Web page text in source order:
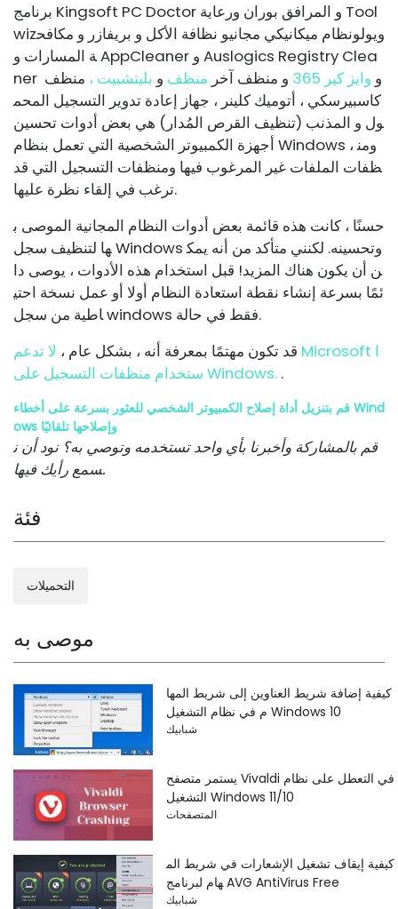
برنامج Kingsoft PC Doctor
و المرافق بوران ورعاية Tool
wiz
ويولونظام ميكانيكي مجانيو نظافة الأكل و بريفازر و مكافح
ة المسارات و AppCleaner و Auslogics Registry Clea
ner
و وايز كير 365 و منظف ​​آخر منظف و بليتشبيت ، منظف ​​
كاسبيرسكي ، أتوميك كلينر ، جهاز إعادة تدوير التسجيل المحم
ول و المذنب (تنظيف القرص المُدار) هي بعض أدوات تحسين
أجهزة الكمبيوتر الشخصية التي تعمل بنظام Windows ، ومن
ظفات الملفات غير المرغوب فيها ومنظفات التسجيل التي قد
ترغب في إلقاء نظرة عليها.
حسنًا ، كانت هذه قائمة بعض أدوات النظام المجانية الموصى ب
ها لتنظيف سجل Windows وتحسينه. لكنني متأكد من أنه يمك
ن أن يكون هناك المزيد! قبل استخدام هذه الأدوات ، يوصى دا
ئمًا بسرعة إنشاء نقطة استعادة النظام أولا أو عمل نسخة احتي
اطية من سجل windows فقط في حالة.
قد تكون مهتمًا بمعرفة أنه ، بشكل عام ، لا تدعم Microsoft ا
ستخدام منظفات التسجيل على Windows. .
قم بتنزيل أداة إصلاح الكمبيوتر الشخصي للعثور بسرعة على أخطاء Wind
ows وإصلاحها تلقائيًا
قم بالمشاركة وأخبرنا بأي واحد تستخدمه وتوصي به؟ نود أن ن
سمع رأيك فيها.
فئة
التحميلات
موصى به
كيفية إضافة شريط العناوين إلى شريط المها
م في نظام التشغيل Windows 10
شبابيك
يستمر متصفح Vivaldi في التعطل على نظام
التشغيل Windows 11/10
المتصفحات
كيفية إيقاف تشغيل الإشعارات في شريط الم
هام لبرنامج AVG AntiVirus Free
شبابيك